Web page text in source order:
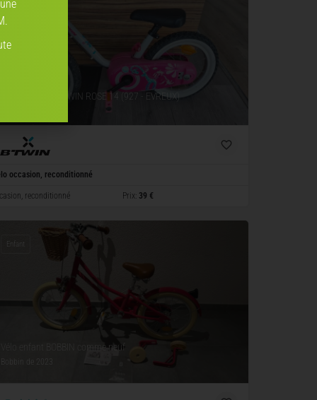
VELO ENFANT BTWIN ROSE 14 (927 - EVREUX)
occasion, reconditionné
reconditionné Prix: 39 €
Vélo enfant BOBBIN comme neuf
Bobbin
Enfant